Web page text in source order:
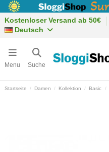
Kostenloser Versand ab 50€
Deutsch
Menu Suche
Startseite Damen Kollektion Basic